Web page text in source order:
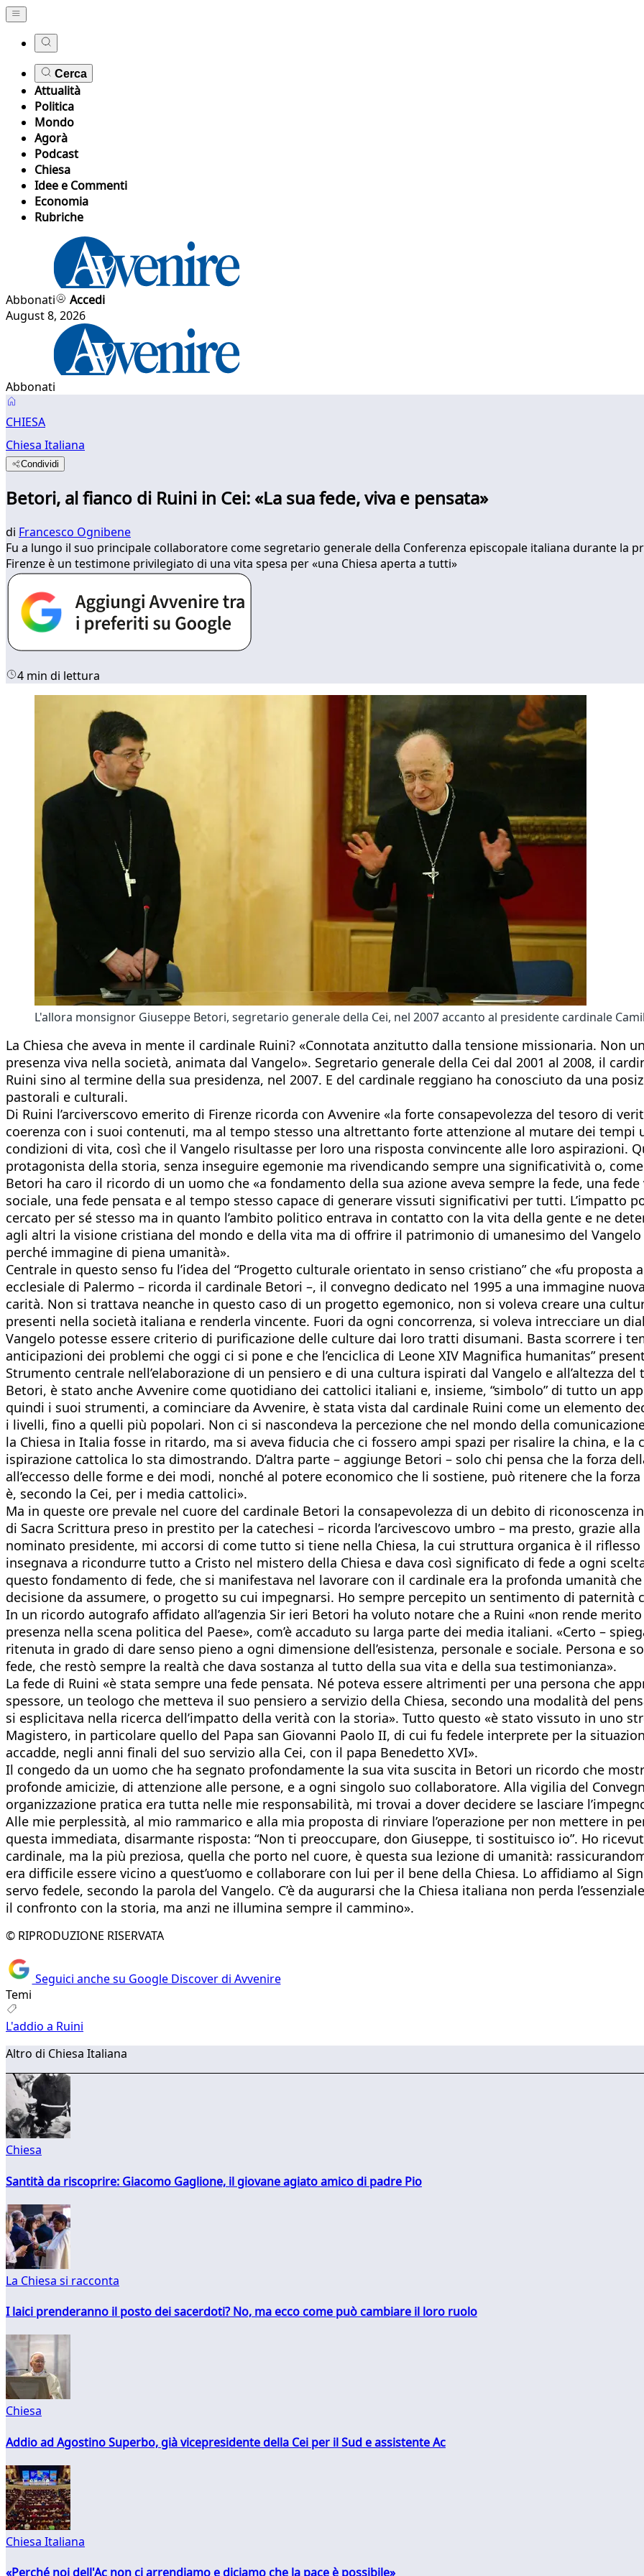
Cerca
Attualità
Politica
Mondo
Agorà
Podcast
Chiesa
Idee e Commenti
Economia
Rubriche
Abbonati
Accedi
August 8, 2026
Abbonati
CHIESA
Chiesa Italiana
Condividi
Betori, al fianco di Ruini in Cei: «La sua fede, viva e pensata»
di Francesco Ognibene
Fu a lungo il suo principale collaboratore come segretario generale della Conferenza episcopale italiana durante la
Firenze è un testimone privilegiato di una vita spesa per «una Chiesa aperta a tutti»
4 min di lettura
L'allora monsignor Giuseppe Betori, segretario generale della Cei, nel 2007 accanto al presidente cardinale
La Chiesa che aveva in mente il cardinale Ruini? «Connotata anzitutto dalla tensione missionaria. Non
presenza viva nella società, animata dal Vangelo». Segretario generale della Cei dal 2001 al 2008, il
Ruini sino al termine della sua presidenza, nel 2007. E del cardinale reggiano ha conosciuto da una
pastorali e culturali.
Di Ruini l’arciverscovo emerito di Firenze ricorda con Avvenire «la forte consapevolezza del tesoro di
coerenza con i suoi contenuti, ma al tempo stesso una altrettanto forte attenzione al mutare dei tempi
condizioni di vita, così che il Vangelo risultasse per loro una risposta convincente alle loro aspirazioni.
protagonista della storia, senza inseguire egemonie ma rivendicando sempre una significatività o,
Betori ha caro il ricordo di un uomo che «a fondamento della sua azione aveva sempre la fede, una
sociale, una fede pensata e al tempo stesso capace di generare vissuti significativi per tutti. L’impatto
cercato per sé stesso ma in quanto l’ambito politico entrava in contatto con la vita della gente e ne
agli altri la visione cristiana del mondo e della vita ma di offrire il patrimonio di umanesimo del
perché immagine di piena umanità».
Centrale in questo senso fu l’idea del “Progetto culturale orientato in senso cristiano” che «fu proposta
ecclesiale di Palermo – ricorda il cardinale Betori –, il convegno dedicato nel 1995 a una immagine
carità. Non si trattava neanche in questo caso di un progetto egemonico, non si voleva creare una
presenti nella società italiana e renderla vincente. Fuori da ogni concorrenza, si voleva intrecciare un
Vangelo potesse essere criterio di purificazione delle culture dai loro tratti disumani. Basta scorrere i
anticipazioni dei problemi che oggi ci si pone e che l’enciclica di Leone XIV Magnifica humanitas”
Strumento centrale nell’elaborazione di un pensiero e di una cultura ispirati dal Vangelo e all’altezza
Betori, è stato anche Avvenire come quotidiano dei cattolici italiani e, insieme, “simbolo” di tutto un
quindi i suoi strumenti, a cominciare da Avvenire, è stata vista dal cardinale Ruini come un elemento
i livelli, fino a quelli più popolari. Non ci si nascondeva la percezione che nel mondo della
la Chiesa in Italia fosse in ritardo, ma si aveva fiducia che ci fossero ampi spazi per risalire la china, e
ispirazione cattolica lo sta dimostrando. D’altra parte – aggiunge Betori – solo chi pensa che la forza
all’eccesso delle forme e dei modi, nonché al potere economico che li sostiene, può ritenere che la
è, secondo la Cei, per i media cattolici».
Ma in queste ore prevale nel cuore del cardinale Betori la consapevolezza di un debito di riconoscenza
di Sacra Scrittura preso in prestito per la catechesi – ricorda l’arcivescovo umbro – ma presto, grazie
nominato presidente, mi accorsi di come tutto si tiene nella Chiesa, la cui struttura organica è il
insegnava a ricondurre tutto a Cristo nel mistero della Chiesa e dava così significato di fede a ogni
questo fondamento di fede, che si manifestava nel lavorare con il cardinale era la profonda umanità
decisione da assumere, o progetto su cui impegnarsi. Ho sempre percepito un sentimento di paternità
In un ricordo autografo affidato all’agenzia Sir ieri Betori ha voluto notare che a Ruini «non rende
presenza nella scena politica del Paese», com’è accaduto su larga parte dei media italiani. «Certo –
ritenuta in grado di dare senso pieno a ogni dimensione dell’esistenza, personale e sociale. Persona e
fede, che restò sempre la realtà che dava sostanza al tutto della sua vita e della sua testimonianza».
La fede di Ruini «è stata sempre una fede pensata. Né poteva essere altrimenti per una persona che
spessore, un teologo che metteva il suo pensiero a servizio della Chiesa, secondo una modalità del
si esplicitava nella ricerca dell’impatto della verità con la storia». Tutto questo «è stato vissuto in uno
Magistero, in particolare quello del Papa san Giovanni Paolo II, di cui fu fedele interprete per la
accadde, negli anni finali del suo servizio alla Cei, con il papa Benedetto XVI».
Il congedo da un uomo che ha segnato profondamente la sua vita suscita in Betori un ricordo che
profonde amicizie, di attenzione alle persone, e a ogni singolo suo collaboratore. Alla vigilia del
organizzazione pratica era tutta nelle mie responsabilità, mi trovai a dover decidere se lasciare
Alle mie perplessità, al mio rammarico e alla mia proposta di rinviare l’operazione per non mettere in
questa immediata, disarmante risposta: “Non ti preoccupare, don Giuseppe, ti sostituisco io”. Ho
cardinale, ma la più preziosa, quella che porto nel cuore, è questa sua lezione di umanità:
era difficile essere vicino a quest’uomo e collaborare con lui per il bene della Chiesa. Lo affidiamo al
servo fedele, secondo la parola del Vangelo. C’è da augurarsi che la Chiesa italiana non perda
il confronto con la storia, ma anzi ne illumina sempre il cammino».
© RIPRODUZIONE RISERVATA
Seguici anche su Google Discover di Avvenire
Temi
L'addio a Ruini
Altro di Chiesa Italiana
Chiesa
Santità da riscoprire: Giacomo Gaglione, il giovane agiato amico di padre Pio
La Chiesa si racconta
I laici prenderanno il posto dei sacerdoti? No, ma ecco come può cambiare il loro ruolo
Chiesa
Addio ad Agostino Superbo, già vicepresidente della Cei per il Sud e assistente Ac
Chiesa Italiana
«Perché noi dell'Ac non ci arrendiamo e diciamo che la pace è possibile»